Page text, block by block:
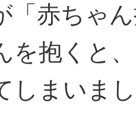
「赤ちゃ
を抱くと
しまいま